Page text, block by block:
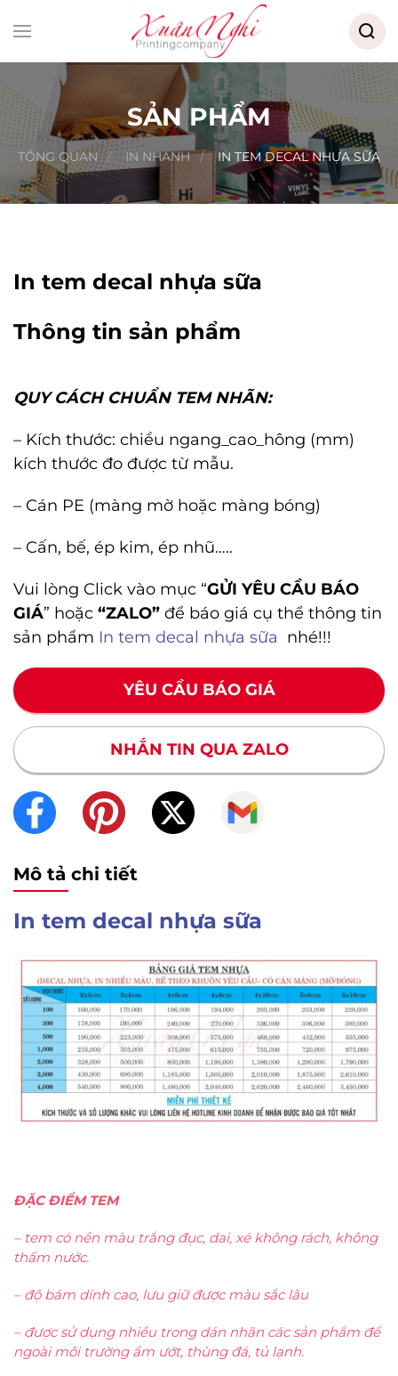
Skip to main content
for:
SẢN PHẨM
TỔNG QUAN IN NHANH IN TEM DECAL NHỰA SỮA
In tem decal nhựa sữa
Thông tin sản phẩm
QUY CÁCH CHUẨN TEM NHÃN:
– Kích thước: chiều ngang_cao_hông (mm)
kích thước đo được từ mẫu.
– Cán PE (màng mờ hoặc màng bóng)
– Cấn, bế, ép kim, ép nhũ…..
Vui lòng Click vào mục “GỬI YÊU CẦU BÁO
GIÁ” hoặc “ZALO” để báo giá cụ thể thông tin
sản phẩm In tem decal nhựa sữa nhé!!!
YÊU CẦU BÁO GIÁ
NHẮN TIN QUA ZALO
Mô tả chi tiết
In tem decal nhựa sữa
ĐẶC ĐIỂM TEM
– tem có nền màu trắng đục, dai, xé không rách, không
thấm nước.
– độ bám dính cao, lưu giữ được màu sắc lâu
– được sử dụng nhiều trong dán nhãn các sản phẩm để
ngoài môi trường ẩm ướt, thùng đá, tủ lạnh.